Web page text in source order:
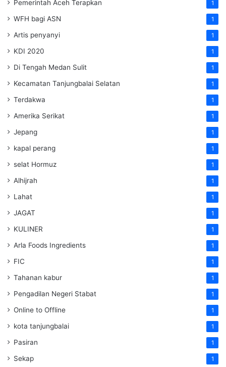
Pemerintah Aceh Terapkan 1
WFH bagi ASN 1
Artis penyanyi 1
KDI 2020 1
Di Tengah Medan Sulit 1
Kecamatan Tanjungbalai Selatan 1
Terdakwa 1
Amerika Serikat 1
Jepang 1
kapal perang 1
selat Hormuz 1
Alhijrah 1
Lahat 1
JAGAT 1
KULINER 1
Arla Foods Ingredients 1
FIC 1
Tahanan kabur 1
Pengadilan Negeri Stabat 1
Online to Offline 1
kota tanjungbalai 1
Pasiran 1
Sekap 1